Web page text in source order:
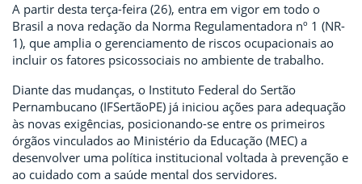
A partir desta terça-feira (26), entra em vigor em todo o
Brasil a nova redação da Norma Regulamentadora nº 1 (NR-
1), que amplia o gerenciamento de riscos ocupacionais ao
incluir os fatores psicossociais no ambiente de trabalho.
Diante das mudanças, o Instituto Federal do Sertão
Pernambucano (IFSertãoPE) já iniciou ações para adequação
às novas exigências, posicionando-se entre os primeiros
órgãos vinculados ao Ministério da Educação (MEC) a
desenvolver uma política institucional voltada à prevenção e
ao cuidado com a saúde mental dos servidores.